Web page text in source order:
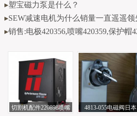
▸塑宝磁力泵是什么？
▸SEW减速电机为什么销量一直遥遥领
▸销售:电极420356,喷嘴420359,保护帽
切割机配件220898喷嘴
4813-055电磁阀日本